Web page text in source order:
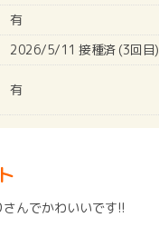
有
2026/5/11 接種済 (3回目)
有
んでかわいいです!!